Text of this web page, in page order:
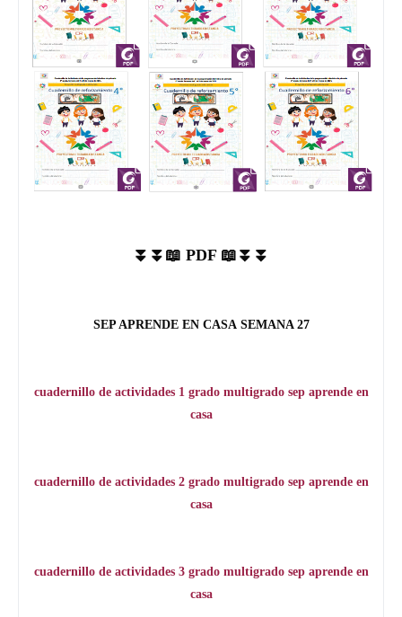
⏬⏬📖 PDF 📖⏬⏬
SEP APRENDE EN CASA SEMANA 27
cuadernillo de actividades 1 grado multigrado sep aprende en
casa
cuadernillo de actividades 2 grado multigrado sep aprende en
casa
cuadernillo de actividades 3 grado multigrado sep aprende en
casa